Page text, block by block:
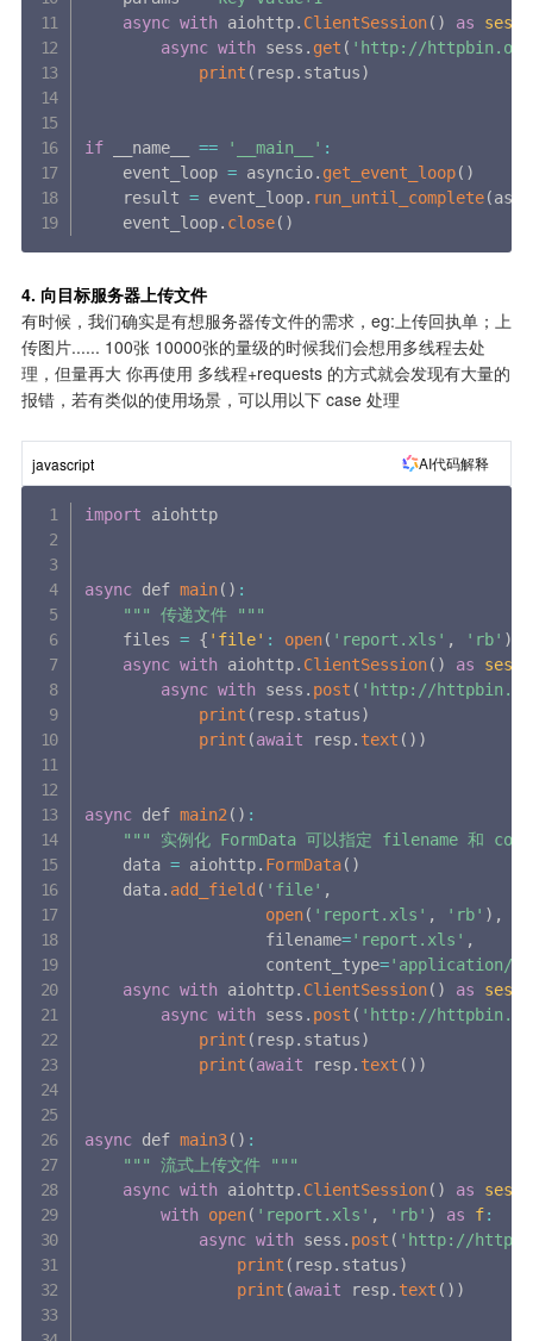
async with aiohttp. ClientSession( ) as sess
async with sess . get ( 'http://
print ( resp. status)
if __name__ == '__main__' :
    event_loop
= asyncio. get_event_loop( )
    result
= event_loop. run_until_complete(
    event_loop
. close( )
4. 向目标服务器上传文件
有时候，我们确实是有想服务器传文件的需求，eg:上传回执单；上
传图片...... 100张 10000张的量级的时候我们会想用多线程去处
理，但量再大 你再使用 多线程+requests 的方式就会发现有大量的
报错，若有类似的使用场景，可以用以下 case 处理
javascript AI代码解释
import aiohttp
async def main( ) :
"" " 传递文件 " ""
    files
= { 'file' : open( 'report.xls' , 'rb' )
async with aiohttp. ClientSession( ) as sess
async with sess . post ( 'http://
print ( resp. status)
print (await resp. text ( ) )
async def main2 ( ) :
"" " 实例化 FormData 可以指定 filename 和
    data
= aiohttp. FormData( )
    data
. add_field ( 'file' ,
open( 'report.xls' , 'rb' ) ,
                   filename
='report.xls' ,
                   content_type
='application/
async with aiohttp. ClientSession( ) as sess
async with sess . post ( 'http://
print ( resp. status)
print (await resp. text ( ) )
async def main3( ) :
"" " 流式上传文件 " ""
async with aiohttp. ClientSession( ) as sess
with open( 'report.xls' , 'rb' ) as f:
async with sess . post ( 'http://
print ( resp. status)
print (await resp. text ( ) )